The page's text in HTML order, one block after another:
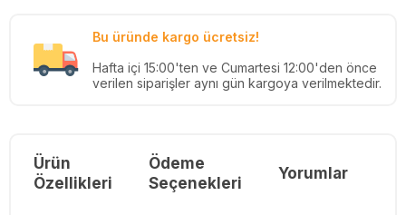
Bu üründe kargo ücretsiz!
Hafta içi 15:00'ten ve Cumartesi 12:00'den önce
verilen siparişler aynı gün kargoya verilmektedir.
Ürün
Özellikleri
Ödeme
Seçenekleri
Yorumlar